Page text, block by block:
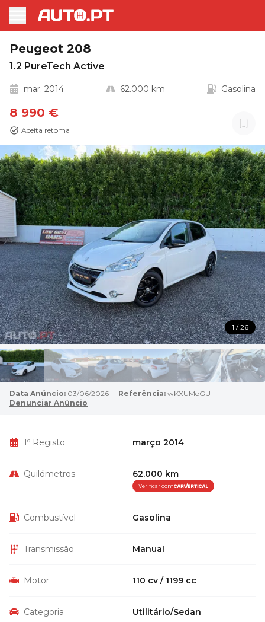
Peugeot 208
1.2 PureTech Active
mar. 2014 62.000 km Gasolina
8 990 €
Aceita retoma
1 / 26
Data Anúncio: 03/06/2026 Referência: wKXUMoGU
Denunciar Anúncio
1º Registo março 2014
Quilómetros 62.000 km
Verificar com
Combustível Gasolina
Transmissão Manual
Motor 110 cv / 1199 cc
Categoria Utilitário/Sedan